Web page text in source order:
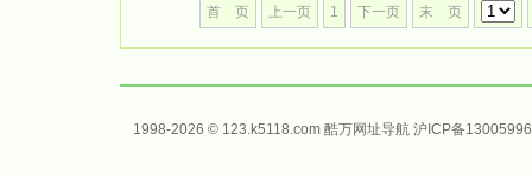
首 页 上一页 1 下一页 末 页
1998-2026 © 123.k5118.com 酷万网址导航 沪ICP备